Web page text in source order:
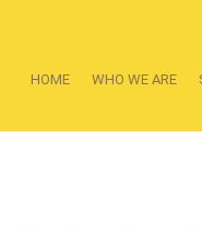
HOME WHO WE ARE